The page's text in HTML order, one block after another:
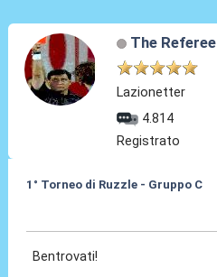
The Referee
Lazionetter
4.814
Registrato
1° Torneo di Ruzzle - Gruppo C
Bentrovati!